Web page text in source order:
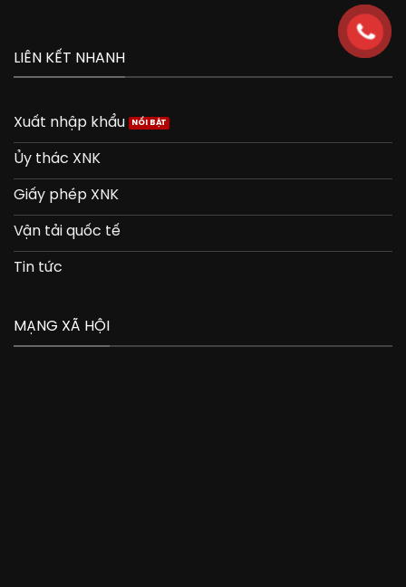
LIÊN KẾT NHANH
Xuất nhập khẩu
Ủy thác XNK
Giấy phép XNK
Vận tải quốc tế
Tin tức
MẠNG XÃ HỘI